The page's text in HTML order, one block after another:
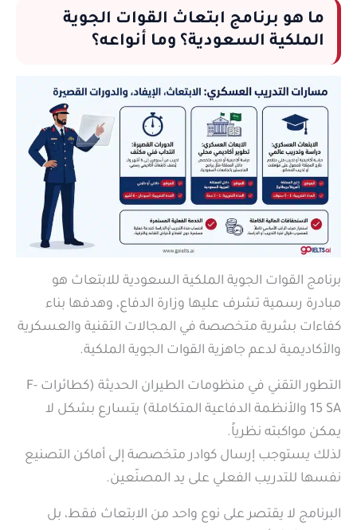
ما هو برنامج ابتعاث القوات الجوية
الملكية السعودية؟ وما أنواعه؟
برنامج القوات الجوية الملكية السعودية للابتعاث هو
مبادرة رسمية تشرف عليها وزارة الدفاع، وهدفها بناء
كفاءات بشرية متخصصة في المجالات التقنية والعسكرية
والأكاديمية لدعم جاهزية القوات الجوية الملكية.
التطور التقني في منظومات الطيران الحديثة (كطائرات F-
15 SA والأنظمة الدفاعية المتكاملة) يتسارع بشكل لا
يمكن مواكبته نظرياً.
لذلك يستوجب إرسال كوادر متخصصة إلى أماكن التصنيع
نفسها للتدريب الفعلي على يد المصنّعين.
البرنامج لا يقتصر على نوع واحد من الابتعاث فقط، بل